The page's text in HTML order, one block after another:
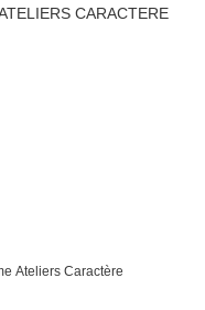
Ateliers Caractère